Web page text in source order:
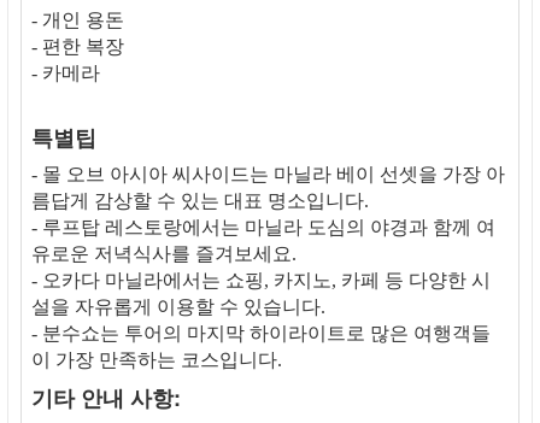
- 개인 용돈
- 편한 복장
- 카메라
특별팁
- 몰 오브 아시아 씨사이드는 마닐라 베이 선셋을 가장 아
름답게 감상할 수 있는 대표 명소입니다.
- 루프탑 레스토랑에서는 마닐라 도심의 야경과 함께 여
유로운 저녁식사를 즐겨보세요.
- 오카다 마닐라에서는 쇼핑, 카지노, 카페 등 다양한 시
설을 자유롭게 이용할 수 있습니다.
- 분수쇼는 투어의 마지막 하이라이트로 많은 여행객들
이 가장 만족하는 코스입니다.
기타 안내 사항: